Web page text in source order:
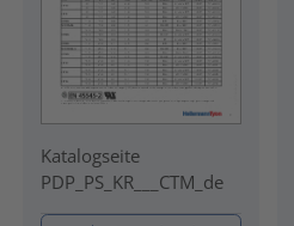
Katalogseite
PDP_PS_KR___CTM_de